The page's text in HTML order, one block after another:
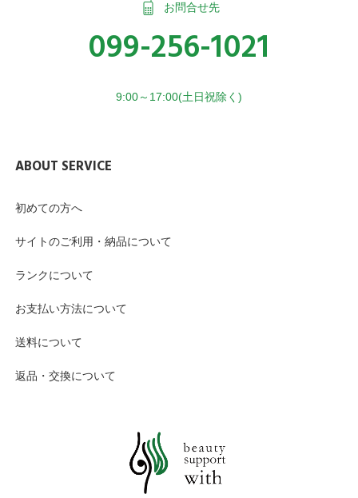
お問合せ先
099-256-1021
9:00～17:00(土日祝除く)
ABOUT SERVICE
初めての方へ
サイトのご利用・納品について
ランクについて
お支払い方法について
送料について
返品・交換について